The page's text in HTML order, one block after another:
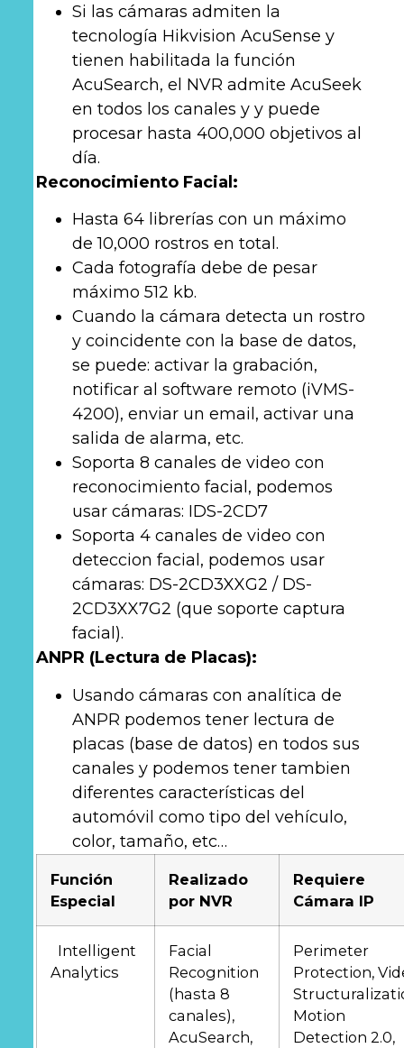
Si las cámaras admiten la
tecnología Hikvision AcuSense y
tienen habilitada la función
AcuSearch, el NVR admite AcuSeek
en todos los canales y y puede
procesar hasta 400,000 objetivos al
día.
Reconocimiento Facial:
Hasta 64 librerías con un máximo
de 10,000 rostros en total.
Cada fotografía debe de pesar
máximo 512 kb.
Cuando la cámara detecta un rostro
y coincidente con la base de datos,
se puede: activar la grabación,
notificar al software remoto (iVMS-
4200), enviar un email, activar una
salida de alarma, etc.
Soporta 8 canales de video con
reconocimiento facial, podemos
usar cámaras: IDS-2CD7
Soporta 4 canales de video con
deteccion facial, podemos usar
cámaras: DS-2CD3XXG2 / DS-
2CD3XX7G2 (que soporte captura
facial).
ANPR (Lectura de Placas):
Usando cámaras con analítica de
ANPR podemos tener lectura de
placas (base de datos) en todos sus
canales y podemos tener tambien
diferentes características del
automóvil como tipo del vehículo,
color, tamaño, etc…
Función
Especial
Realizado
por NVR
Requiere
Cámara IP
Intelligent
Analytics
Facial
Recognition
(hasta 8
canales),
AcuSearch,
Perimeter
Protection,
Motion
Detection 2.0,